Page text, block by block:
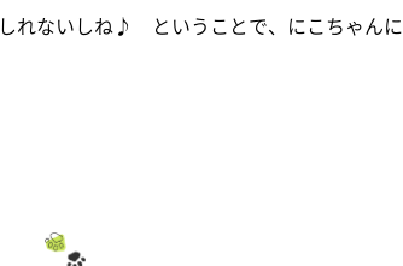
れないしね♪ ということで、にこちゃん